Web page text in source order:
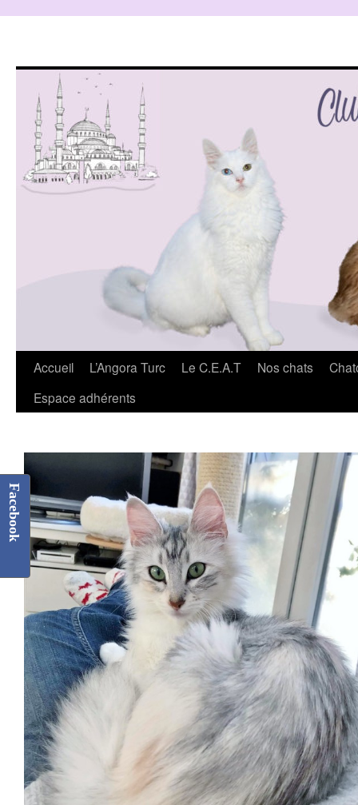
Accueil L’Angora Turc Le C.E.A.T Nos chats
Espace adhérents
Facebook